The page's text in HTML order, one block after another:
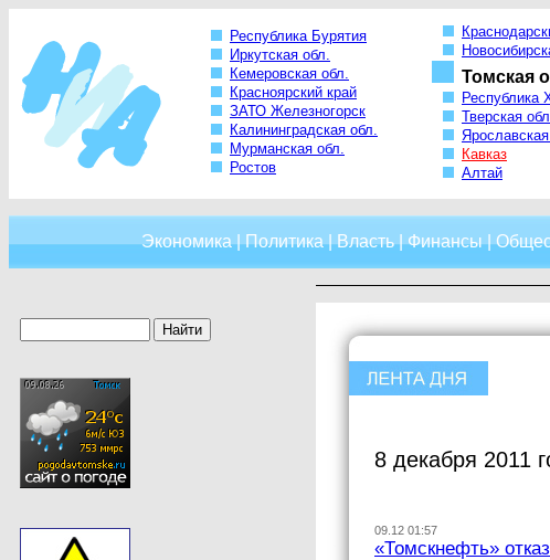
Республика Бурятия
Иркутская обл.
Кемеровская обл.
Красноярский край
ЗАТО Железногорск
Калининградская обл.
Мурманская обл.
Ростов
Томская
Республика
Тверская
Кавказ
Алтай
Экономика|Политика|Власть|Финансы|
8 декабря 2011
09.12 01:57
«Томскнефть»